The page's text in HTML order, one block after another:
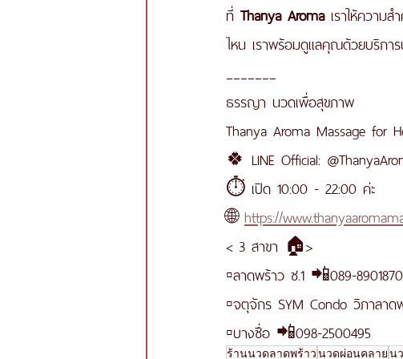
ที่ Thanya Aroma เราให้ความส
ไหน เราพร้อมดูแลคุณด้วยบริกา
ธรรญา นวดเพื่อสุขภาพ
Thanya Aroma Massage for
🍀 LINE Official:
⏱ เปิด 10:00 - 22:00 ค่ะ
🌐 https://
< 3 สาขา 🏠>
▫️ลาดพร้าว ซ.1 📲089-8901870
▫️จตุจักร SYM Condo วิภาลา
▫️บางซื่อ 📲098-2500495
ร้านนวดลาดพร้าวนวดผ่อนคลายน